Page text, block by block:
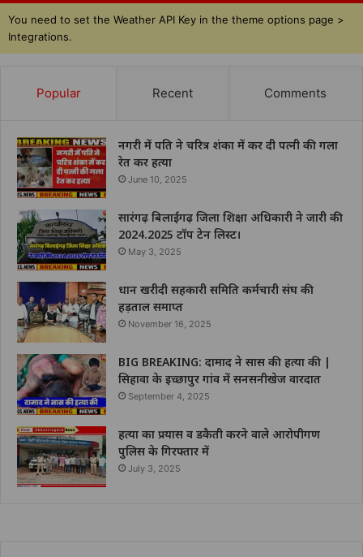
You need to set the Weather API Key in the theme options page >
Integrations.
Popular Recent Comments
नगरी में पति ने चरित्र शंका में कर दी पत्नी की गला
रेत कर हत्या
June 10, 2025
सारंगढ़ बिलाईगढ़ जिला शिक्षा अधिकारी ने जारी की
2024.2025 टॉप टेन लिस्ट।
May 3, 2025
धान खरीदी सहकारी समिति कर्मचारी संघ की
हड़ताल समाप्त
November 16, 2025
BIG BREAKING: दामाद ने सास की हत्या की |
सिहावा के इच्छापुर गांव में सनसनीखेज वारदात
September 4, 2025
हत्या का प्रयास व डकैती करने वाले आरोपीगण
पुलिस के गिरफ्तार में
July 3, 2025